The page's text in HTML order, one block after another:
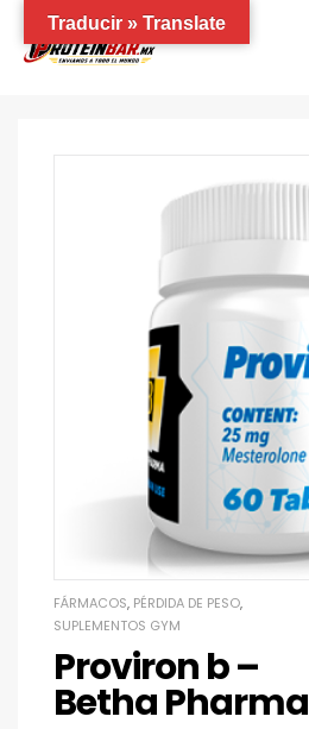
FÁRMACOS, PÉRDIDA DE PESO,
SUPLEMENTOS GYM
Proviron b –
Betha Pharma
Traducir » Translate